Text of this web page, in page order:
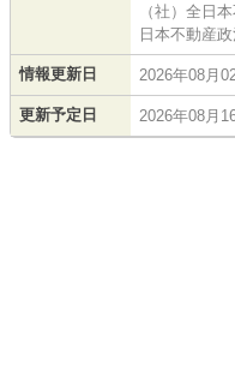
（社）全日
日本不動産
情報更新日 2026年08月
更新予定日 2026年08月